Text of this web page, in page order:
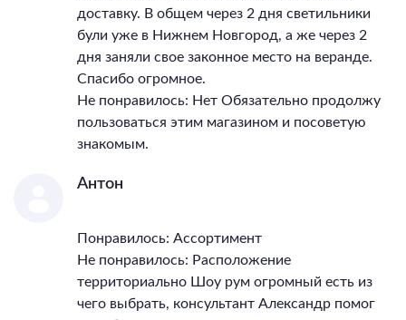
доставку. В общем через 2 дня светильники
були уже в Нижнем Новгород, а же через 2
дня заняли свое законное место на веранде.
Спасибо огромное.
Не понравилось: Нет Обязательно продолжу
пользоваться этим магазином и посоветую
знакомым.
Антон
Понравилось: Ассортимент
Не понравилось: Расположение
территориально Шоу рум огромный есть из
чего выбрать, консультант Александр помог